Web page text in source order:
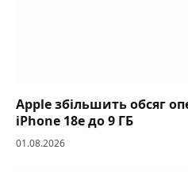
Apple збільшить обсяг
iPhone 18e до 9 ГБ
01.08.2026